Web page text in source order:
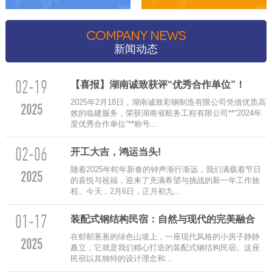
COMPANY NEWS
新闻动态
02-19
2025
【喜报】湖南诚致获评“优秀合作单位”！
2025年2月18日，湖南诚致彩钢制造有限公司凭借优质高
效的临建服务，荣获湖南省航务工程有限公司**“2024年
度优秀合作单位”**称号...
02-06
2025
‌开工大吉，鸿运当头!
随着2025年蛇年新春的钟声渐行渐远，我们满载着节日
的喜悦与祝福，迎来了充满希望与挑战的新一年工作旅
程。今天，2月6日，正月初九...
01-17
2025
装配式钢结构民宿：自然与现代的完美融合
在郁郁葱葱的绿色山坡上，一座现代风格的小房子静静
矗立，它就是我们精心打造的装配式钢结构民宿。这座
民宿以其独特的设计理念和...